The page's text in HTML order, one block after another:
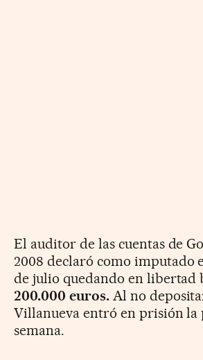
El auditor de las cuentas de
2008 declaró como imputado
de julio quedando en libertad
200.000 euros.Al no
Villanueva entró en prisión la
semana.